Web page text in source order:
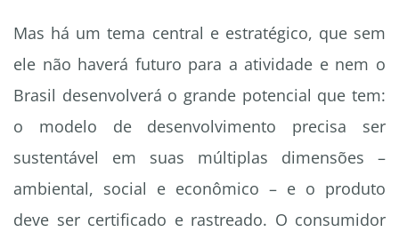
Mas há um tema central e estratégico, que sem
ele não haverá futuro para a atividade e nem o
Brasil desenvolverá o grande potencial que tem:
o modelo de desenvolvimento precisa ser
sustentável em suas múltiplas dimensões –
ambiental, social e econômico – e o produto
deve ser certificado e rastreado. O consumidor